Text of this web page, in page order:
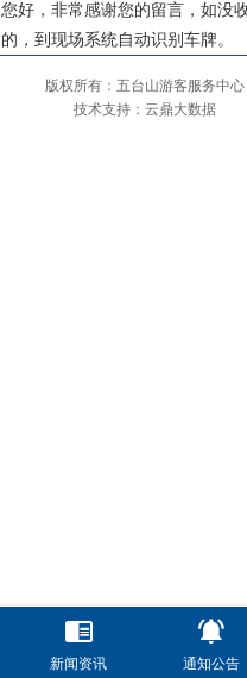
您好，非常感谢您的留言，如没
的，到现场系统自动识别车牌。
版权所有：五台山游客服务中心
技术支持：云鼎大数据
新闻资讯 通知公告